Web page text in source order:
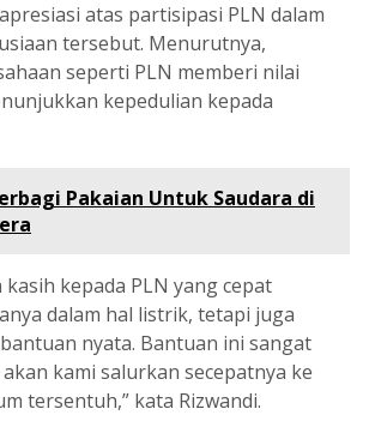
atas partisipasi PLN dalam
tersebut. Menurutnya,
seperti PLN memberi nilai
kepedulian kepada
Pakaian Untuk Saudara di
kepada PLN yang cepat
dalam hal listrik, tetapi juga
nyata. Bantuan ini sangat
kami salurkan secepatnya ke
tersentuh,” kata Rizwandi.